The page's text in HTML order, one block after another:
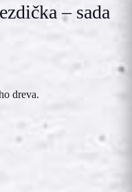
– sada
dreva.